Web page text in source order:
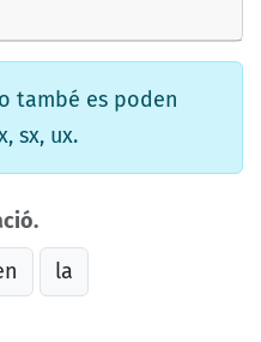
també es poden
sx, ux.
la